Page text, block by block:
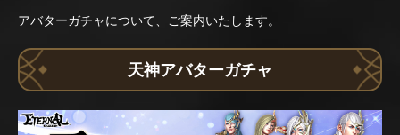
アバターガチャについて、ご案内いたします。
天神アバターガチャ